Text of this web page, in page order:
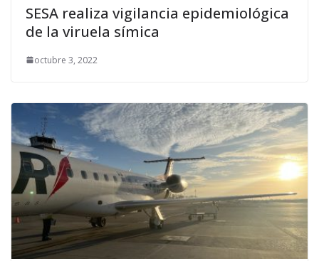
SESA realiza vigilancia epidemiológica
de la viruela símica
octubre 3, 2022